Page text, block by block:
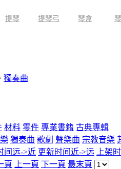
提琴 提琴弓 琴盒
獨奏曲
材料 零件 專業書籍 古典專輯
獨奏曲 歌劇 聲樂曲 宗教音樂
间远->近 更新时间近->远
上架
頁 上一頁 下一頁 最末頁